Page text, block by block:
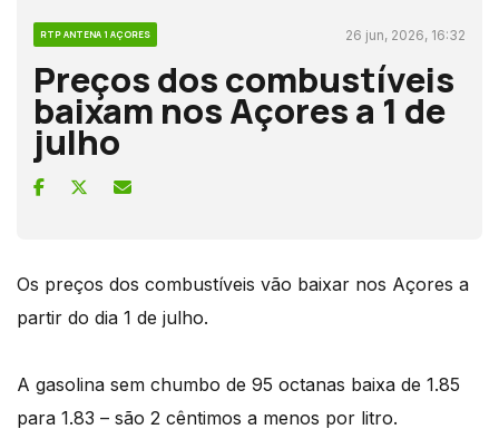
RTP ANTENA 1 AÇORES 26 jun, 2026, 16:32
Preços dos combustíveis
baixam nos Açores a 1 de
julho
Os preços dos combustíveis vão baixar nos Açores a
partir do dia 1 de julho.
A gasolina sem chumbo de 95 octanas baixa de 1.85
para 1.83 – são 2 cêntimos a menos por litro.